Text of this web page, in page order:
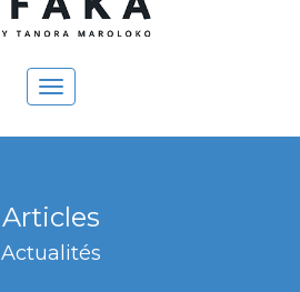
Toggle
navigation
Articles
Actualités